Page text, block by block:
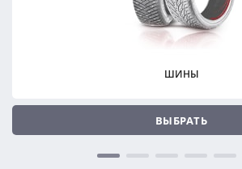
Сбросить
ШИНЫ
ВЫБРАТЬ